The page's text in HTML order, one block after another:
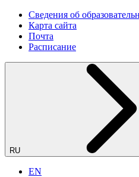
Сведения об
Карта сайта
Почта
Расписание
RU
EN